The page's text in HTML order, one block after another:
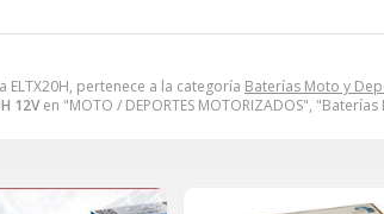
ELTX20H, pertenece a la categoría Baterías Moto y
12Ven "MOTO / DEPORTES MOTORIZADOS",